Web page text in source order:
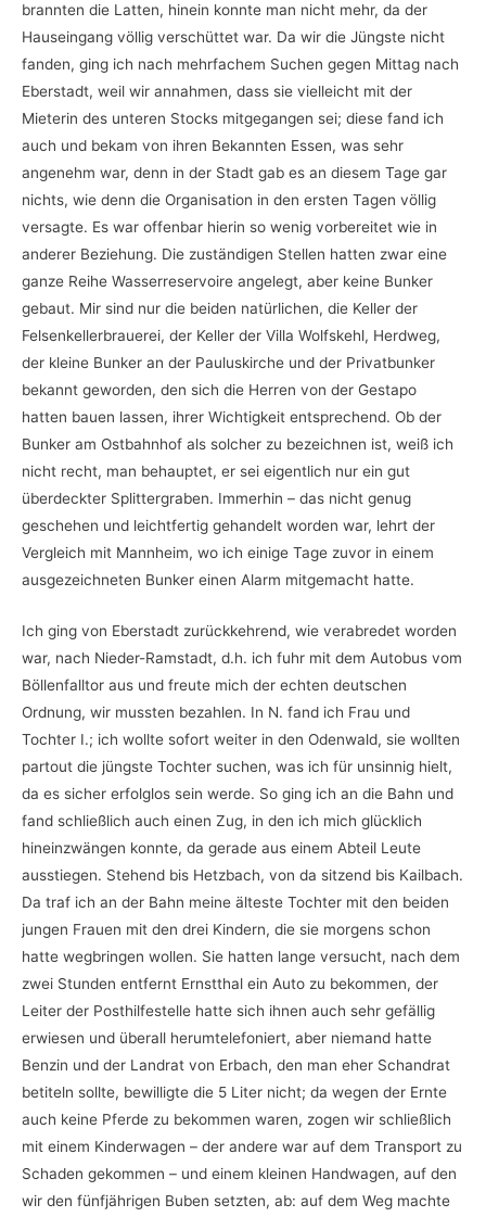
brannten die Latten, hinein konnte man nicht mehr, da der
Hauseingang völlig verschüttet war. Da wir die Jüngste nicht
fanden, ging ich nach mehrfachem Suchen gegen Mittag nach
Eberstadt, weil wir annahmen, dass sie vielleicht mit der
Mieterin des unteren Stocks mitgegangen sei; diese fand ich
auch und bekam von ihren Bekannten Essen, was sehr
angenehm war, denn in der Stadt gab es an diesem Tage gar
nichts, wie denn die Organisation in den ersten Tagen völlig
versagte. Es war offenbar hierin so wenig vorbereitet wie in
anderer Beziehung. Die zuständigen Stellen hatten zwar eine
ganze Reihe Wasserreservoire angelegt, aber keine Bunker
gebaut. Mir sind nur die beiden natürlichen, die Keller der
Felsenkellerbrauerei, der Keller der Villa Wolfskehl, Herdweg,
der kleine Bunker an der Pauluskirche und der Privatbunker
bekannt geworden, den sich die Herren von der Gestapo
hatten bauen lassen, ihrer Wichtigkeit entsprechend. Ob der
Bunker am Ostbahnhof als solcher zu bezeichnen ist, weiß ich
nicht recht, man behauptet, er sei eigentlich nur ein gut
überdeckter Splittergraben. Immerhin – das nicht genug
geschehen und leichtfertig gehandelt worden war, lehrt der
Vergleich mit Mannheim, wo ich einige Tage zuvor in einem
ausgezeichneten Bunker einen Alarm mitgemacht hatte.
Ich ging von Eberstadt zurückkehrend, wie verabredet worden
war, nach Nieder-Ramstadt, d.h. ich fuhr mit dem Autobus vom
Böllenfalltor aus und freute mich der echten deutschen
Ordnung, wir mussten bezahlen. In N. fand ich Frau und
Tochter I.; ich wollte sofort weiter in den Odenwald, sie wollten
partout die jüngste Tochter suchen, was ich für unsinnig hielt,
da es sicher erfolglos sein werde. So ging ich an die Bahn und
fand schließlich auch einen Zug, in den ich mich glücklich
hineinzwängen konnte, da gerade aus einem Abteil Leute
ausstiegen. Stehend bis Hetzbach, von da sitzend bis Kailbach.
Da traf ich an der Bahn meine älteste Tochter mit den beiden
jungen Frauen mit den drei Kindern, die sie morgens schon
hatte wegbringen wollen. Sie hatten lange versucht, nach dem
zwei Stunden entfernt Ernstthal ein Auto zu bekommen, der
Leiter der Posthilfestelle hatte sich ihnen auch sehr gefällig
erwiesen und überall herumtelefoniert, aber niemand hatte
Benzin und der Landrat von Erbach, den man eher Schandrat
betiteln sollte, bewilligte die 5 Liter nicht; da wegen der Ernte
auch keine Pferde zu bekommen waren, zogen wir schließlich
mit einem Kinderwagen – der andere war auf dem Transport zu
Schaden gekommen – und einem kleinen Handwagen, auf den
wir den fünfjährigen Buben setzten, ab: auf dem Weg machte